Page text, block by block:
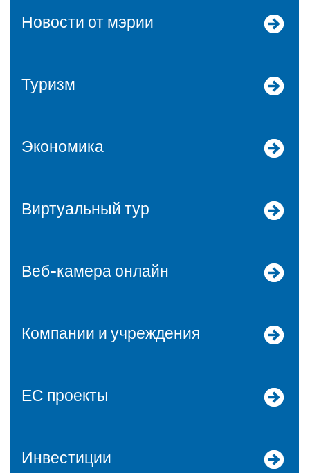
Новости от мэрии
Туризм
Экономика
Виртуальный тур
Веб-камера онлайн
Компании и учреждения
ЕС проекты
Инвестиции